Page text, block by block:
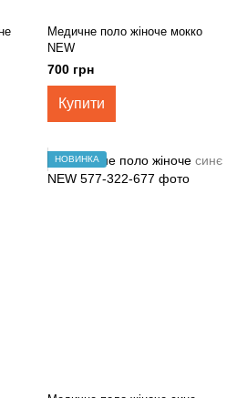
Медичне поло жіноче мокко
NEW
700 грн
Купити
НОВИНКА